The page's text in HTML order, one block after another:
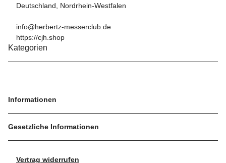
Deutschland, Nordrhein-Westfalen
info@herbertz-messerclub.de
https://cjh.shop
Kategorien
Informationen
Gesetzliche Informationen
Vertrag widerrufen